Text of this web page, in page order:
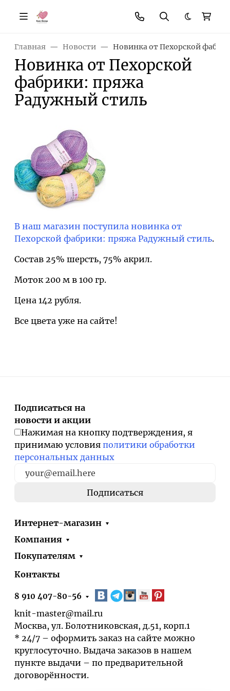
Темная
Главная Новости Новинка от Пехорской
Новинка от Пехорской
фабрики: пряжа
Радужный стиль
В наш магазин поступила новинка от
Пехорской фабрики: пряжа Радужный стиль.
Состав 25% шерсть, 75% акрил.
Моток 200 м в 100 гр.
Цена 142 рубля.
Все цвета уже на сайте!
Подписаться на
новости и акции
Нажимая на кнопку подтверждения, я
принимаю условия политики обработки
персональных данных
Интернет-магазин
Компания
Покупателям
Контакты
8 910 407-80-56
knit-master@mail.ru
Москва, ул. Болотниковская, д.51, корп.1
* 24/7 – оформить заказ на сайте можно
круглосуточно. Выдача заказов в нашем
пункте выдачи – по предварительной
договорённости.